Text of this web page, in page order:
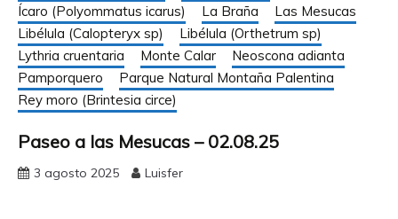
Ícaro (Polyommatus icarus)
La Braña
Las Mesucas
Libélula (Calopteryx sp)
Libélula (Orthetrum sp)
Lythria cruentaria
Monte Calar
Neoscona adianta
Pamporquero
Parque Natural Montaña Palentina
Rey moro (Brintesia circe)
Paseo a las Mesucas – 02.08.25
3 agosto 2025 Luisfer